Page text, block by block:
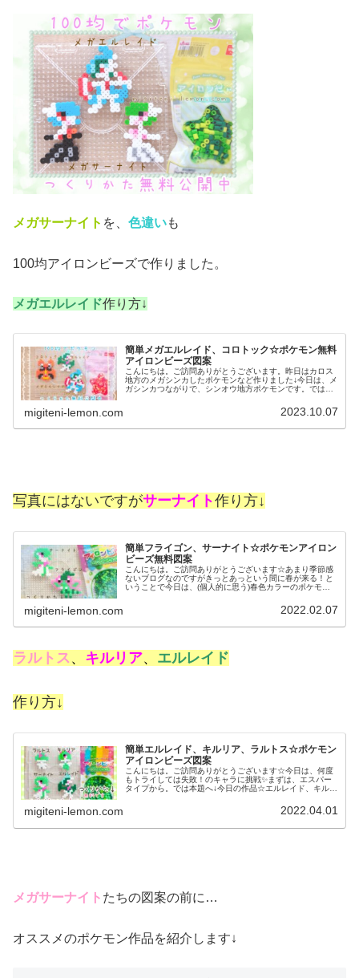
メガサーナイト を、 色違いも
100均アイロンビーズで作りました。
メガエルレイド作り方↓
簡単メガエルレイド、コロトック☆ポケモン無料
アイロンビーズ図案
こんにちは。ご訪問ありがとうございます。昨日はカロス
地方のメガシンカしたポケモンなど作りました↓今日は、メ
ガシンカつながりで、シンオウ地方ポケモンです。では、
migiteni-lemon.com 2023.10.07
写真にはないですがサーナイト作り方↓
簡単フライゴン、サーナイト☆ポケモンアイロン
ビーズ無料図案
こんにちは。ご訪問ありがとうございます☆あまり季節感
ないブログなのですがきっとあっという間に春が来る！と
いうことで今日は、(個人的に思う)春色カラーのポケモン
migiteni-lemon.com 2022.02.07
ラルトス、 キルリア、 エルレイド
作り方↓
簡単エルレイド、キルリア、ラルトス☆ポケモン
アイロンビーズ図案
こんにちは。ご訪問ありがとうございます☆今日は、何度
もトライしては失敗！のキャラに挑戦✨まずは、エスパー
タイプから。では本題へ↓今日の作品☆エルレイド、キルリ
migiteni-lemon.com 2022.04.01
メガサーナイト たちの図案の前に…
オススメのポケモン作品を紹介します↓